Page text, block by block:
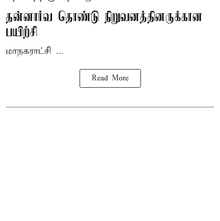
தன்னார்வ தொண்டு நிறுவனத்தினருக்கான
பயிற்சி
மாநகராட்சி ...
Read More